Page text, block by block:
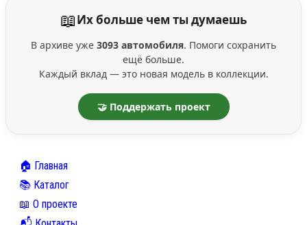
📖Их больше чем ты думаешь
В архиве уже 3093 автомобиля. Помоги сохранить
ещё больше.
Каждый вклад — это новая модель в коллекции.
🤝 Поддержать проект
🏠 Главная
📚 Каталог
📖 О проекте